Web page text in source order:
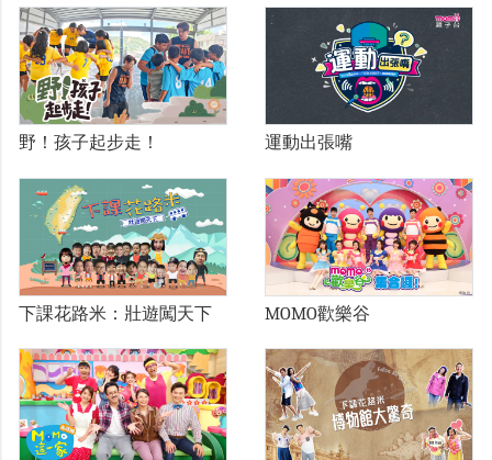
野！孩子起步走！ 運動出張嘴
下課花路米：壯遊闖天下 MOMO歡樂谷